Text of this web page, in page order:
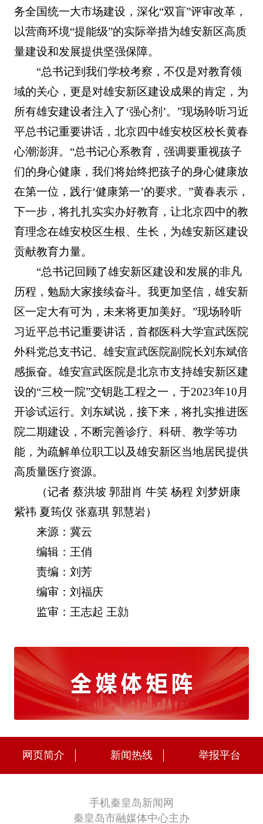
务全国统一大市场建设，深化“双盲”评审改革，
以营商环境“提能级”的实际举措为雄安新区高质
量建设和发展提供坚强保障。
“总书记到我们学校考察，不仅是对教育领
域的关心，更是对雄安新区建设成果的肯定，为
所有雄安建设者注入了‘强心剂’。”现场聆听习近
平总书记重要讲话，北京四中雄安校区校长黄春
心潮澎湃。“总书记心系教育，强调要重视孩子
们的身心健康，我们将始终把孩子的身心健康放
在第一位，践行‘健康第一’的要求。”黄春表示，
下一步，将扎扎实实办好教育，让北京四中的教
育理念在雄安校区生根、生长，为雄安新区建设
贡献教育力量。
“总书记回顾了雄安新区建设和发展的非凡
历程，勉励大家接续奋斗。我更加坚信，雄安新
区一定大有可为，未来将更加美好。”现场聆听
习近平总书记重要讲话，首都医科大学宣武医院
外科党总支书记、雄安宣武医院副院长刘东斌倍
感振奋。雄安宣武医院是北京市支持雄安新区建
设的“三校一院”交钥匙工程之一，于2023年10月
开诊试运行。刘东斌说，接下来，将扎实推进医
院二期建设，不断完善诊疗、科研、教学等功
能，为疏解单位职工以及雄安新区当地居民提供
高质量医疗资源。
（记者 蔡洪坡 郭甜肖 牛笑 杨程 刘梦妍康
紫祎 夏筠仪 张嘉琪 郭慧岩）
来源：冀云
编辑：王俏
责编：刘芳
编审：刘福庆
监审：王志起 王勍
网页简介 新闻热线 举报平台
手机秦皇岛新闻网
秦皇岛市融媒体中心主办